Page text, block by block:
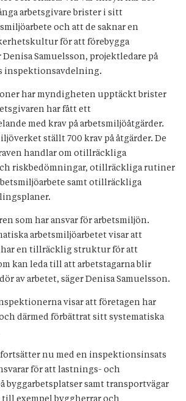
arbetsgivare brister i sitt
och att de saknar en
för att förebygga
Samuelsson, projektledare på
inspektionsavdelning.
har myndigheten upptäckt brister
har fått ett
med krav på arbetsmiljöåtgärder.
ställt 700 krav på åtgärder. De
handlar om otillräckliga
riskbedömningar, otillräckliga rutiner
samt otillräckliga
som har ansvar för arbetsmiljön.
arbetsmiljöarbetet visar att
har en tillräcklig struktur för att
kan leda till att arbetstagarna blir
av arbetet, säger Denisa Samuelsson.
visar att företagen har
därmed förbättrat sitt systematiska
nu med en inspektionsinsats
för att lastnings- och
byggarbetsplatser samt transportvägar
till exempel byggherrar och